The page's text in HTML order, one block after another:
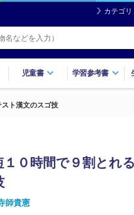
カテゴ
児童書 学習参考書
ト漢文のスゴ技
１０時間で９割とれ
師貴憲